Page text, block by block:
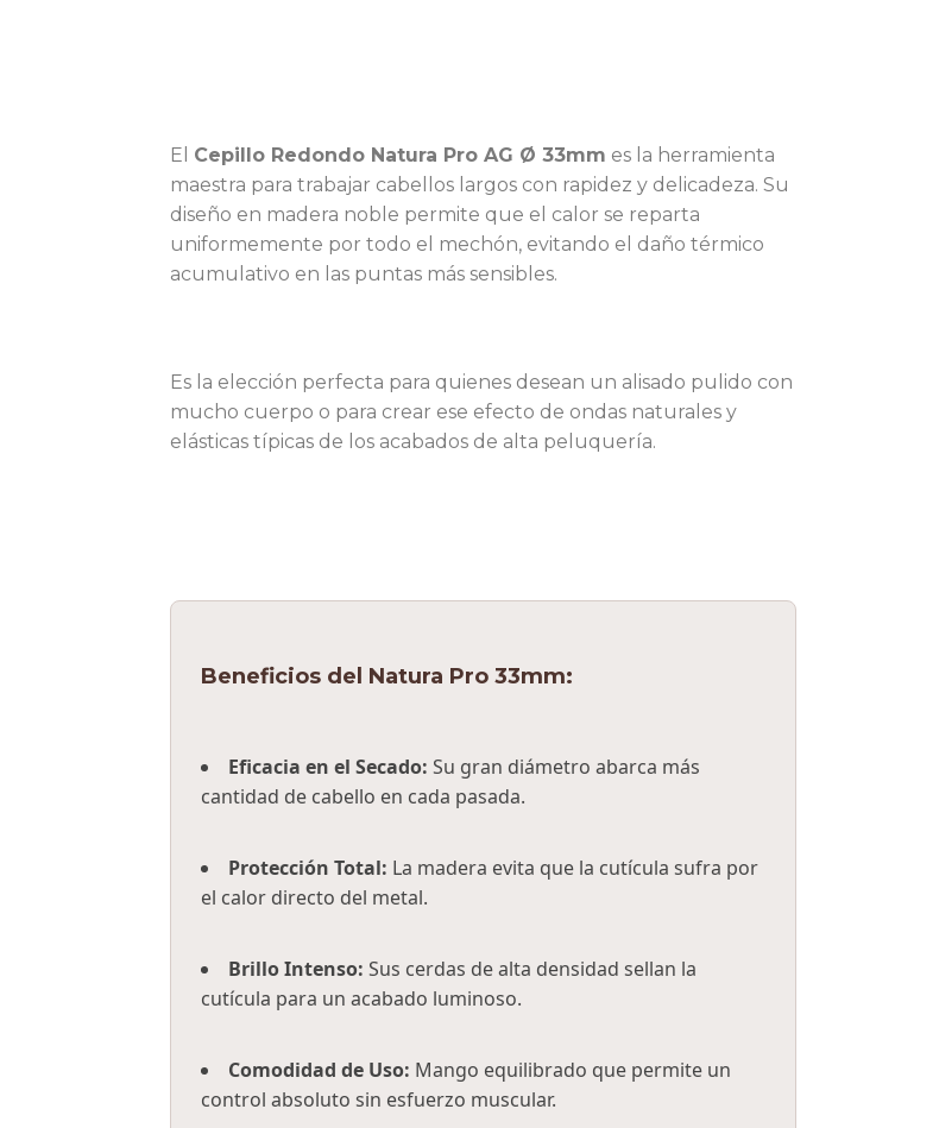
El Cepillo Redondo Natura Pro AG Ø 33mm es la herramienta
maestra para trabajar cabellos largos con rapidez y delicadeza. Su
diseño en madera noble permite que el calor se reparta
uniformemente por todo el mechón, evitando el daño térmico
acumulativo en las puntas más sensibles.
Es la elección perfecta para quienes desean un alisado pulido con
mucho cuerpo o para crear ese efecto de ondas naturales y
elásticas típicas de los acabados de alta peluquería.
Beneficios del Natura Pro 33mm:
Eficacia en el Secado: Su gran diámetro abarca más
cantidad de cabello en cada pasada.
Protección Total: La madera evita que la cutícula sufra por
el calor directo del metal.
Brillo Intenso: Sus cerdas de alta densidad sellan la
cutícula para un acabado luminoso.
Comodidad de Uso: Mango equilibrado que permite un
control absoluto sin esfuerzo muscular.